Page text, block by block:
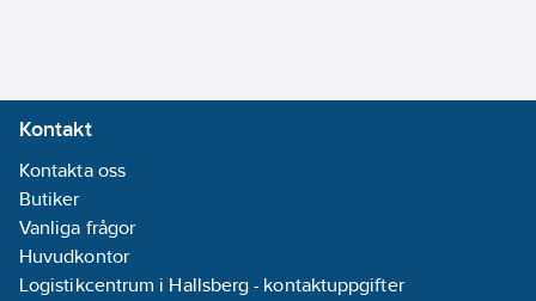
Kontakt
Kontakta oss
Butiker
Vanliga frågor
Huvudkontor
Logistikcentrum i Hallsberg - kontaktuppgifter